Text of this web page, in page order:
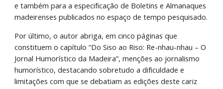
e também para a especificação de Boletins e Almanaques
madeirenses publicados no espaço de tempo pesquisado.
Por último, o autor abriga, em cinco páginas que
constituem o capítulo “Do Siso ao Riso: Re-nhau-nhau – O
Jornal Humorístico da Madeira”, menções ao jornalismo
humorístico, destacando sobretudo a dificuldade e
limitações com que se debatiam as edições deste cariz